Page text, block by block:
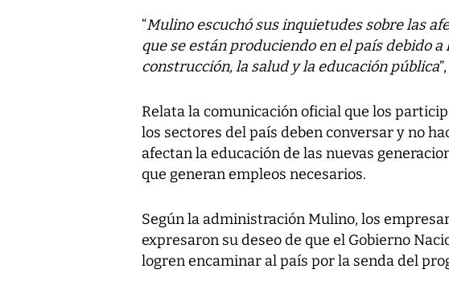
“Mulino escuchó sus inquietudes sobre las
que se están produciendo en el país debido
construcción, la salud y la educación pública
Relata la comunicación oficial que los
los sectores del país deben conversar y no
afectan la educación de las nuevas
que generan empleos necesarios.
Según la administración Mulino, los
expresaron su deseo de que el Gobierno
logren encaminar al país por la senda del